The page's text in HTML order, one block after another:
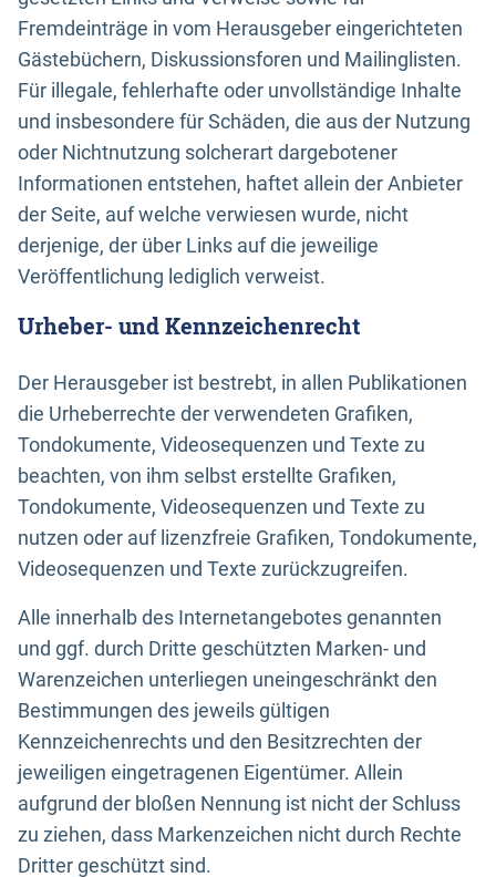
Fremdeinträge in vom Herausgeber eingerichteten
Gästebüchern, Diskussionsforen und Mailinglisten.
Für illegale, fehlerhafte oder unvollständige Inhalte
und insbesondere für Schäden, die aus der Nutzung
oder Nichtnutzung solcherart dargebotener
Informationen entstehen, haftet allein der Anbieter
der Seite, auf welche verwiesen wurde, nicht
derjenige, der über Links auf die jeweilige
Veröffentlichung lediglich verweist.
Urheber- und Kennzeichenrecht
Der Herausgeber ist bestrebt, in allen Publikationen
die Urheberrechte der verwendeten Grafiken,
Tondokumente, Videosequenzen und Texte zu
beachten, von ihm selbst erstellte Grafiken,
Tondokumente, Videosequenzen und Texte zu
nutzen oder auf lizenzfreie Grafiken, Tondokumente,
Videosequenzen und Texte zurückzugreifen.
Alle innerhalb des Internetangebotes genannten
und ggf. durch Dritte geschützten Marken- und
Warenzeichen unterliegen uneingeschränkt den
Bestimmungen des jeweils gültigen
Kennzeichenrechts und den Besitzrechten der
jeweiligen eingetragenen Eigentümer. Allein
aufgrund der bloßen Nennung ist nicht der Schluss
zu ziehen, dass Markenzeichen nicht durch Rechte
Dritter geschützt sind.